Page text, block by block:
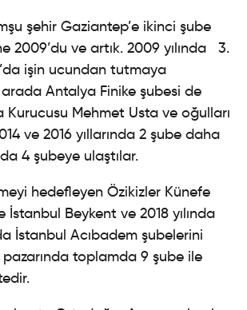
şehir Gaziantep’e ikinci şube
2009’du ve artık. 2009 yılında 3.
işin ucundan tutmaya
arada Antalya Finike şubesi de
Kurucusu Mehmet Usta ve oğulları
ve 2016 yıllarında 2 şube daha
4 şubeye ulaştılar.
hedefleyen Özikizler Künefe
İstanbul Beykent ve 2018 yılında
İstanbul Acıbadem şubelerini
toplamda 9 şube ile